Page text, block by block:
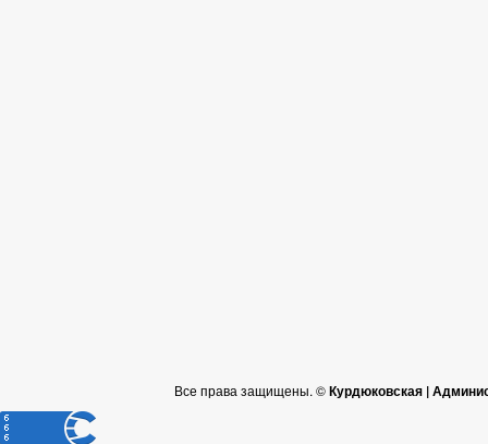
Все права защищены. ©Курдюковская |